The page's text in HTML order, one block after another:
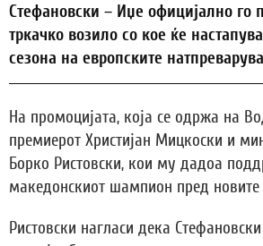
Стефановски – Иџе официјално го
тркачко возило со кое ќе
сезона на европските
На промоцијата, која се одржа на
премиерот Христијан Мицкоски и
Борко Ристовски, кои му дадоа
македонскиот шампион пред новите
Ристовски нагласи дека